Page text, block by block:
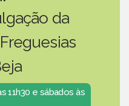
da
11h30 e sábados às